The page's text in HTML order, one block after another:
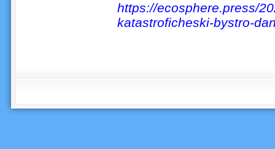
https://ecosphere.press/
katastroficheski-bystro-